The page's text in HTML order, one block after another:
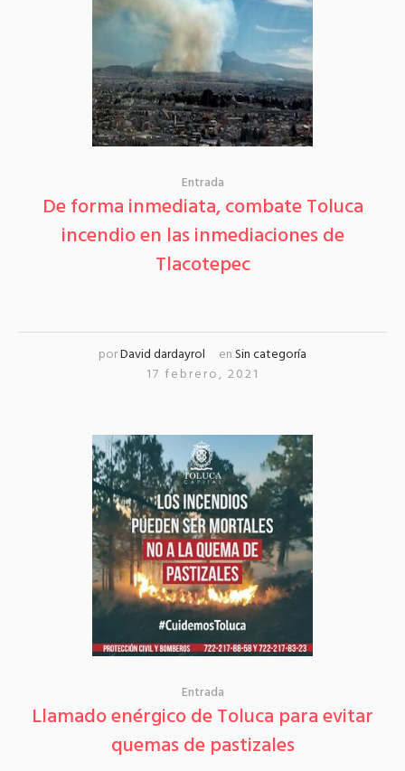
Entrada
De forma inmediata, combate Toluca
incendio en las inmediaciones de
Tlacotepec
porDavid dardayrol en Sin categoría
17 febrero, 2021
Entrada
Llamado enérgico de Toluca para evitar
quemas de pastizales